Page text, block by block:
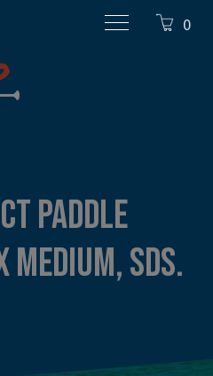
PADDLE
MEDIUM, SDS.
0